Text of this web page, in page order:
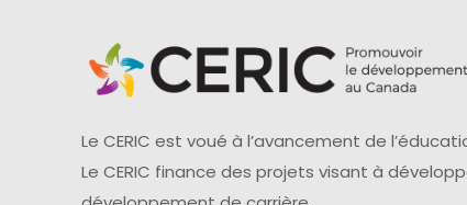
Le CERIC est voué à l’avancement de
Le CERIC finance des projets visant à